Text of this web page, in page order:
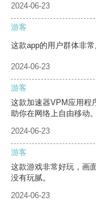
2024-06-23
游客
这款app的用户群体非
2024-06-23
游客
这款加速器VPM应用程
助你在网络上自由移动。
2024-06-23
游客
这款游戏非常好玩，画
没有玩腻。
2024-06-23